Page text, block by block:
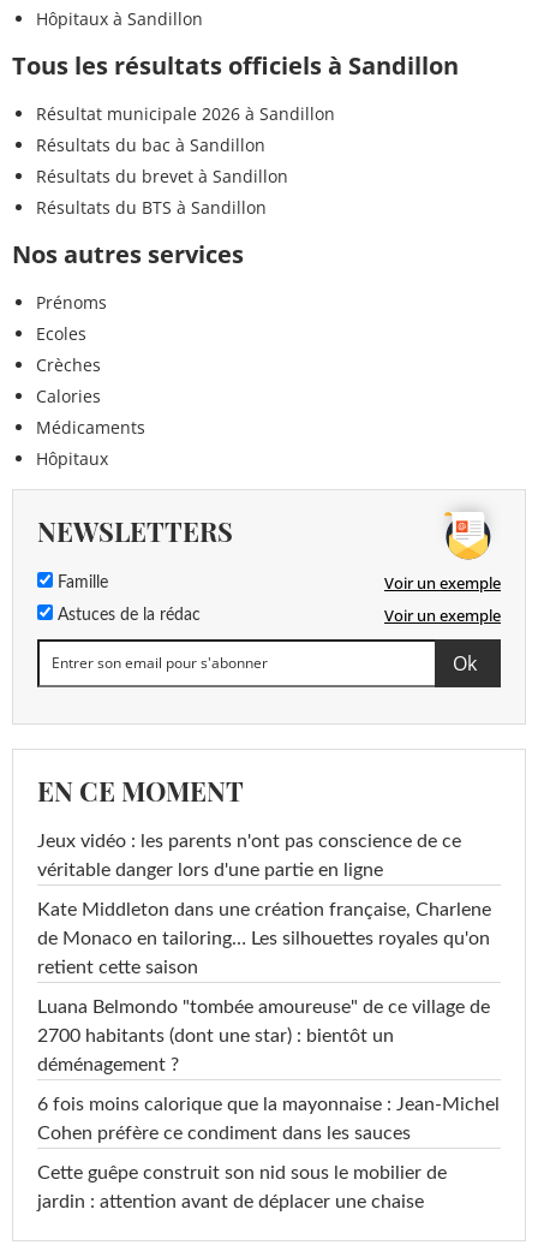
Hôpitaux à Sandillon
Tous les résultats officiels à Sandillon
Résultat municipale 2026 à Sandillon
Résultats du bac à Sandillon
Résultats du brevet à Sandillon
Résultats du BTS à Sandillon
Nos autres services
Prénoms
Ecoles
Crèches
Calories
Médicaments
Hôpitaux
NEWSLETTERS
Famille Voir un exemple
Astuces de la rédac Voir un exemple
EN CE MOMENT
Jeux vidéo : les parents n'ont pas conscience de ce
véritable danger lors d'une partie en ligne
Kate Middleton dans une création française, Charlene
de Monaco en tailoring… Les silhouettes royales qu'on
retient cette saison
Luana Belmondo "tombée amoureuse" de ce village de
2700 habitants (dont une star) : bientôt un
déménagement ?
6 fois moins calorique que la mayonnaise : Jean-Michel
Cohen préfère ce condiment dans les sauces
Cette guêpe construit son nid sous le mobilier de
jardin : attention avant de déplacer une chaise